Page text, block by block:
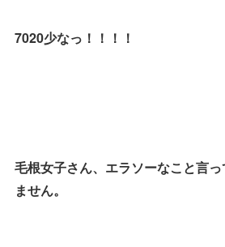
7020少なっ！！！！
毛根女子さん、エラソーなこと言
ません。